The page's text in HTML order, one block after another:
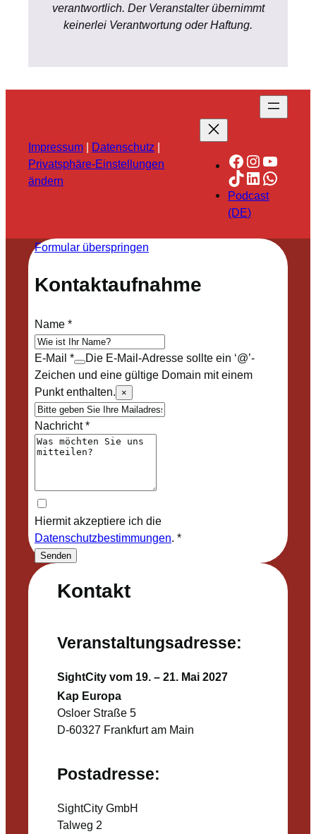
verantwortlich. Der Veranstalter übernimmt
keinerlei Verantwortung oder Haftung.
Impressum Datenschutz
Privatsphäre-Einstellungen
ändern
Facebook
TikTok
LinkedIn
Podcast
(DE)
Kontakt
Veranstaltungsadresse:
SightCity vom 19. – 21. Mai 2027
Kap Europa
Osloer Straße 5
D-60327 Frankfurt am Main
Postadresse:
SightCity GmbH
Talweg 2
Formular überspringen
Kontaktaufnahme
Name*
E-Mail *
Die E-Mail-Adresse sollte ein ‘@’-
Zeichen und eine gültige Domain mit einem
Punkt enthalten.
×
Nachricht*
Hiermit akzeptiere ich die
Datenschutzbestimmungen. *
Senden